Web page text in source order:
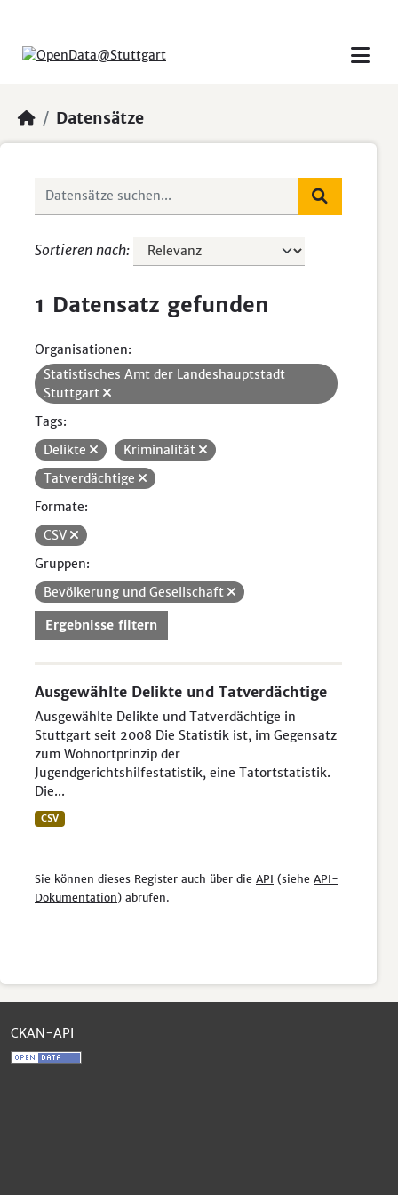
Datensätze
Sortieren nach
1 Datensatz gefunden
Organisationen:
Statistisches Amt der Landeshauptstadt
Stuttgart
Tags:
Delikte
Kriminalität
Tatverdächtige
Formate:
CSV
Gruppen:
Bevölkerung und Gesellschaft
Ergebnisse filtern
Ausgewählte Delikte und Tatverdächtige
Ausgewählte Delikte und Tatverdächtige in
Stuttgart seit 2008 Die Statistik ist, im Gegensatz
zum Wohnortprinzip der
Jugendgerichtshilfestatistik, eine Tatortstatistik.
Die...
CSV
Sie können dieses Register auch über die API (siehe API-
Dokumentation) abrufen.
CKAN-API